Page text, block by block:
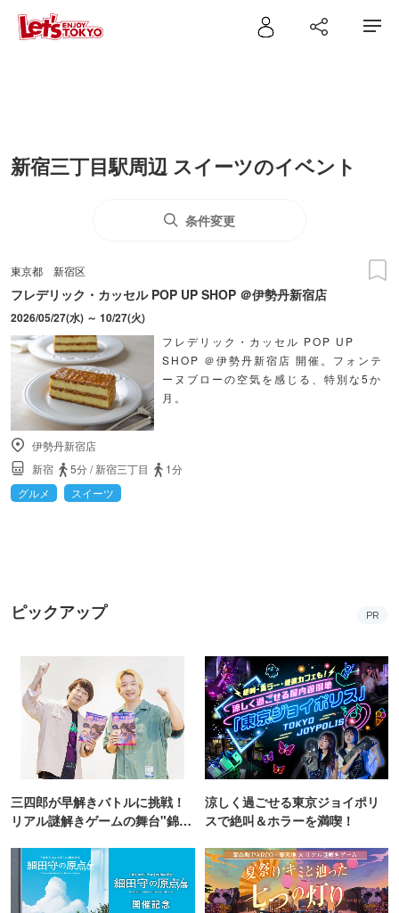
新宿三丁目駅周辺 スイーツのイベント
条件変更
東京都 新宿区
フレデリック・カッセル POP UP SHOP ＠伊勢丹新宿店
2026/05/27(水) ～ 10/27(火)
フレデリック・カッセル POP UP
SHOP ＠伊勢丹新宿店 開催。フォンテ
ーヌブローの空気を感じる、特別な5か
月。
伊勢丹新宿店
新宿
5分/新宿三丁目
1分
グルメ
スイーツ
ピックアップ PR
三四郎が早解きバトルに挑戦！
リアル謎解きゲームの舞台"錦糸
涼しく過ごせる東京ジョイポリ
スで絶叫＆ホラーを満喫！